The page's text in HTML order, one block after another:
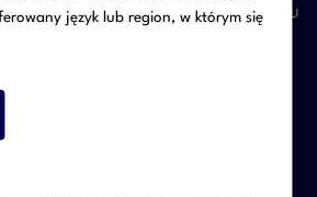
i kontrakty członków zarządu
i polityki korporacyjne
umowa wspólników
wszystkich stron i pozwala
język lub region, w którym się